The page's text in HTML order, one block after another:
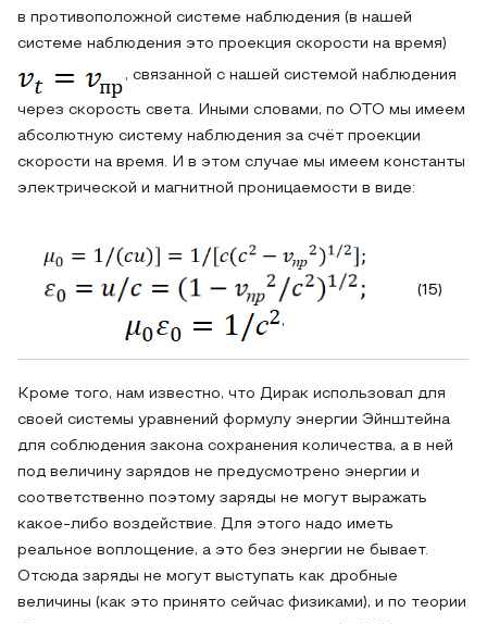
в противоположной системе наблюдения (в нашей
системе наблюдения это проекция скорости на время)
, связанной с нашей системой наблюдения
через скорость света. Иными словами, по ОТО мы имеем
абсолютную систему наблюдения за счёт проекции
скорости на время. И в этом случае мы имеем константы
электрической и магнитной проницаемости в виде:
,
(15)
Кроме того, нам известно, что Дирак использовал для
своей системы уравнений формулу энергии Эйнштейна
для соблюдения закона сохранения количества, а в ней
под величину зарядов не предусмотрено энергии и
соответственно поэтому заряды не могут выражать
какое-либо воздействие. Для этого надо иметь
реальное воплощение, а это без энергии не бывает.
Отсюда заряды не могут выступать как дробные
величины (как это принято сейчас физиками), и по теории